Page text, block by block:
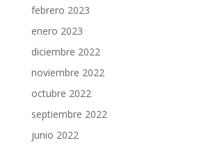
febrero 2023
enero 2023
diciembre 2022
noviembre 2022
octubre 2022
septiembre 2022
junio 2022